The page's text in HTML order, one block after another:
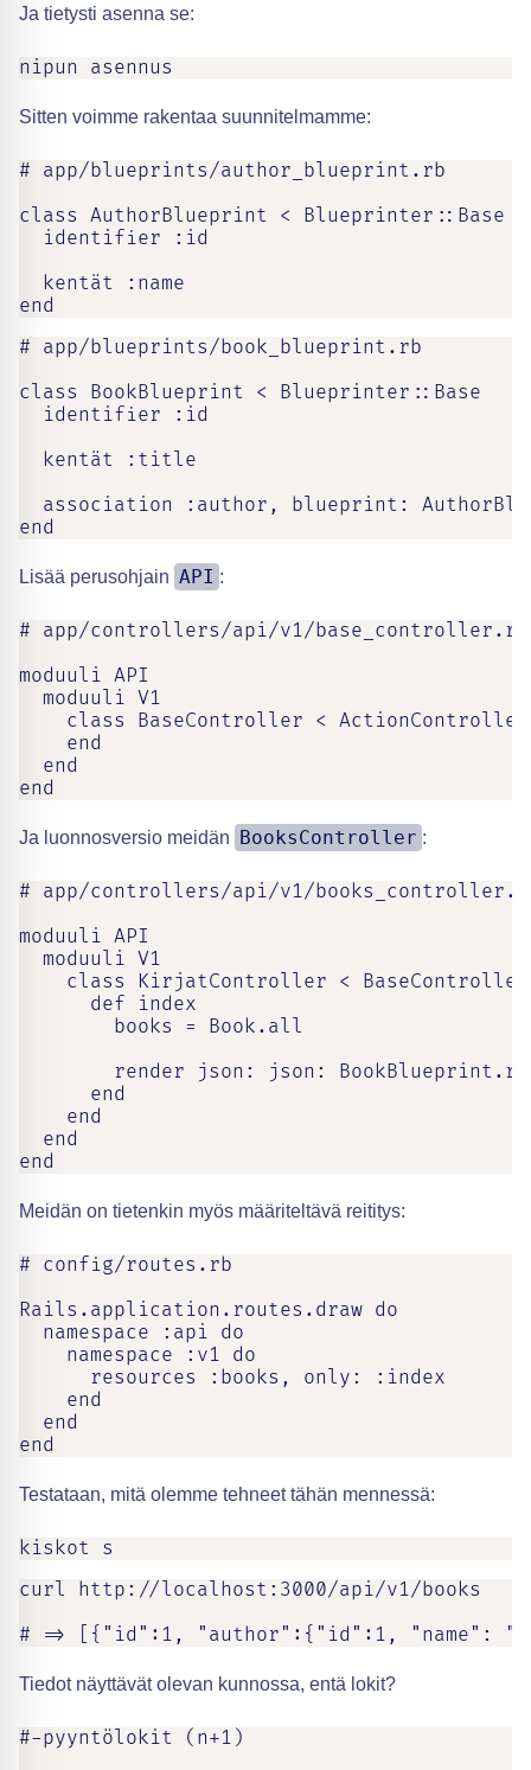
Ja tietysti asenna se:
nipun asennus
Sitten voimme rakentaa suunnitelmamme:
# app/blueprints/author_blueprint.rb
class AuthorBlueprint < Blueprinter::Base
  identifier :id
  kentät :name
end
# app/blueprints/book_blueprint.rb
class BookBlueprint < Blueprinter::Base
  identifier :id
  kentät :title
association :author, blueprint:
end
Lisää perusohjain API :
# app/controllers/api/v1/base_controller.rb
moduuli API
  moduuli V1
class BaseController <
    end
  end
end
Ja luonnosversio meidän BooksController :
# app/controllers/api/v1/
moduuli API
  moduuli V1
    class KirjatController < BaseController
      def index
        books = Book.all
render json: json:
      end
    end
  end
end
Meidän on tietenkin myös määriteltävä reititys:
# config/routes.rb
Rails.application.routes.draw do
  namespace :api do
    namespace :v1 do
      resources :books, only: :index
    end
  end
end
Testataan, mitä olemme tehneet tähän mennessä:
kiskot s
curl http://localhost:3000/api/v1/books
# => [{"id":1, "author":{"id":1, "name":
Tiedot näyttävät olevan kunnossa, entä lokit?
#-pyyntölokit (n+1)